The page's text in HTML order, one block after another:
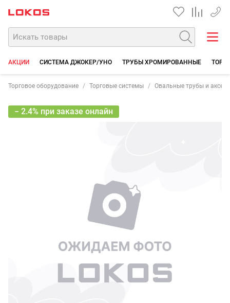
+7
АКЦИИ СИСТЕМА ДЖОКЕР/УНО ТРУБЫ ХРОМИРОВАННЫЕ
Торговое оборудование Торговые системы Овальные трубы и
− 2.4% при заказе онлайн